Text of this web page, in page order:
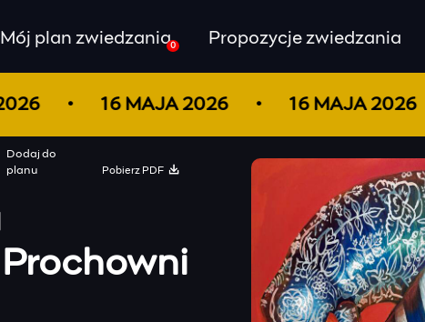
Mój plan zwiedzania0 Propozycje zwiedzania
2026 16 MAJA 2026 16 MAJA 2026
Dodaj do
planu
Pobierz PDF